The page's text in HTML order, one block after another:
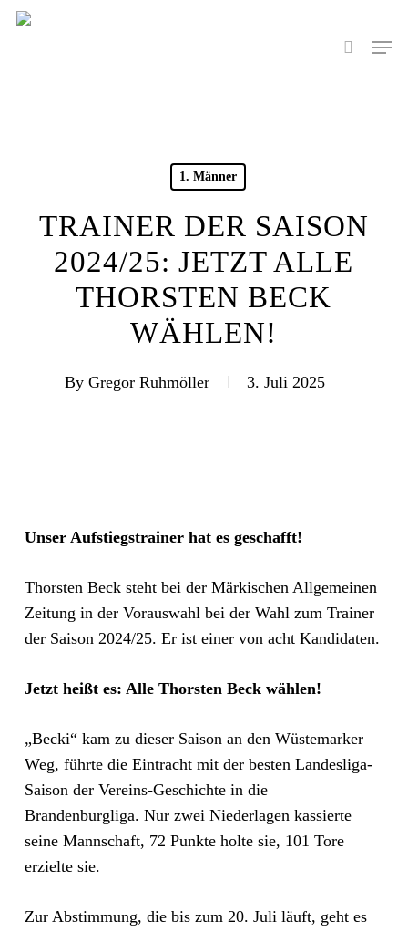
Skip
search
Menu
1. Männer
TRAINER DER SAISON
2024/25: JETZT ALLE
THORSTEN BECK
WÄHLEN!
By Gregor Ruhmöller 3. Juli 2025
Unser Aufstiegstrainer hat es geschafft!
Thorsten Beck steht bei der Märkischen Allgemeinen
Zeitung in der Vorauswahl bei der Wahl zum Trainer
der Saison 2024/25. Er ist einer von acht Kandidaten.
Jetzt heißt es: Alle Thorsten Beck wählen!
„Becki“ kam zu dieser Saison an den Wüstemarker
Weg, führte die Eintracht mit der besten Landesliga-
Saison der Vereins-Geschichte in die
Brandenburgliga. Nur zwei Niederlagen kassierte
seine Mannschaft, 72 Punkte holte sie, 101 Tore
erzielte sie.
Zur Abstimmung, die bis zum 20. Juli läuft, geht es